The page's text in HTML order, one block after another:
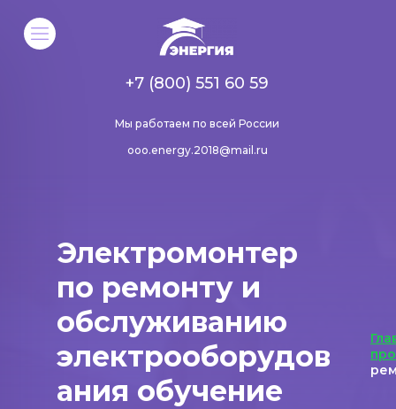
Мы работаем по всей России
+7 (800) 551 60 59
ooo.energy.2018@mail.ru
Электромонтер
по ремонту и
обслуживанию
электрооборудов
ания обучение